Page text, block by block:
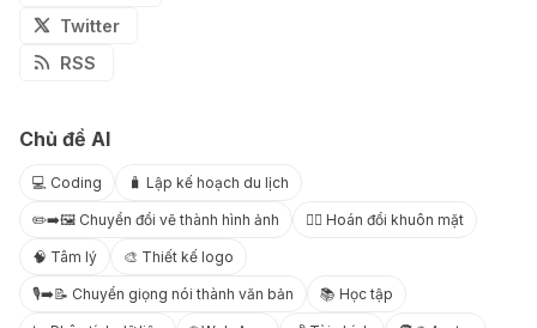
Twitter
RSS
Chủ đề AI
💻 Coding 🧳 Lập kế hoạch du lịch
✏️➡️🖼️ Chuyển đổi vẽ thành hình ảnh 😶‍🌫️ Hoán đổi khuôn mặt
🧠 Tâm lý 🎨 Thiết kế logo
🎙️➡️📝 Chuyển giọng nói thành văn bản 📚 Học tập